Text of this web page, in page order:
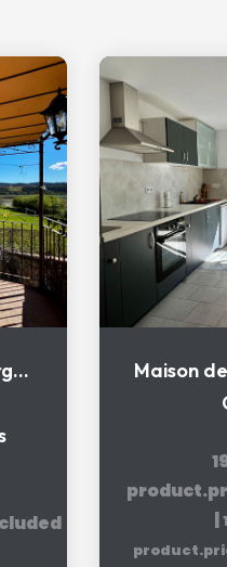
Maison Montfort Sur Argens
Maison
|